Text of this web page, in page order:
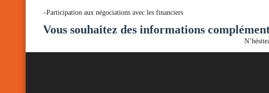
–Participation aux négociations avec les financiers
Vous souhaitez des informations